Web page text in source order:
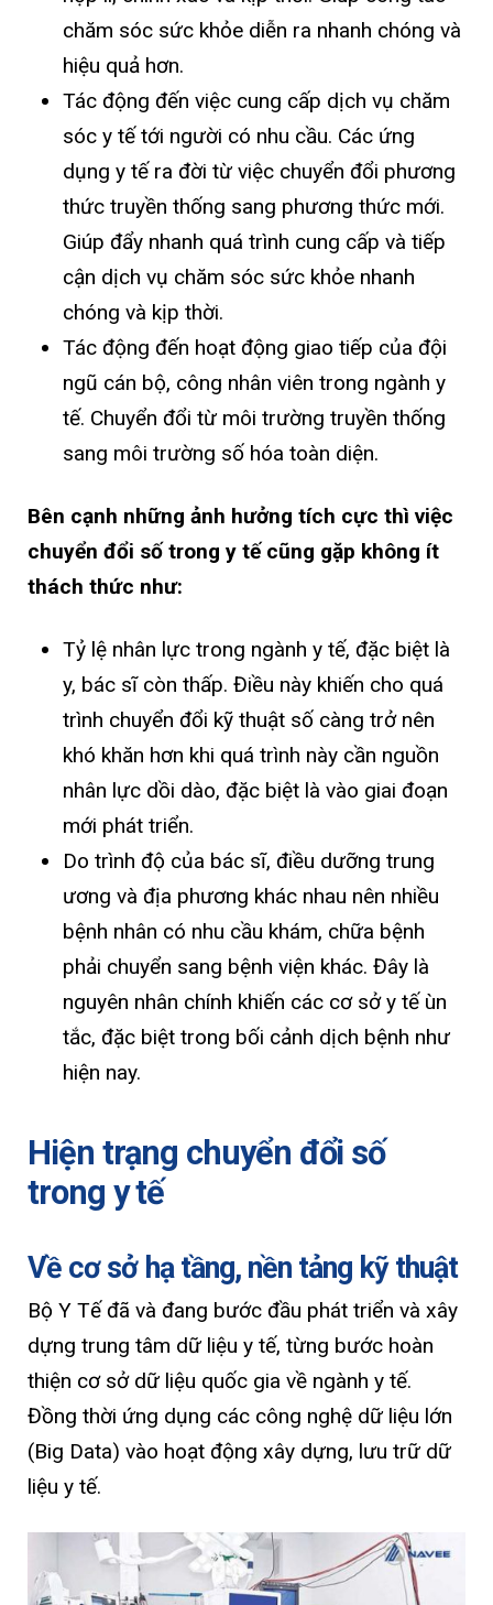
chăm sóc sức khỏe diễn ra nhanh chóng và
hiệu quả hơn.
Tác động đến việc cung cấp dịch vụ chăm
sóc y tế tới người có nhu cầu. Các ứng
dụng y tế ra đời từ việc chuyển đổi phương
thức truyền thống sang phương thức mới.
Giúp đẩy nhanh quá trình cung cấp và tiếp
cận dịch vụ chăm sóc sức khỏe nhanh
chóng và kịp thời.
Tác động đến hoạt động giao tiếp của đội
ngũ cán bộ, công nhân viên trong ngành y
tế. Chuyển đổi từ môi trường truyền thống
sang môi trường số hóa toàn diện.
Bên cạnh những ảnh hưởng tích cực thì việc
chuyển đổi số trong y tế cũng gặp không ít
thách thức như:
Tỷ lệ nhân lực trong ngành y tế, đặc biệt là
y, bác sĩ còn thấp. Điều này khiến cho quá
trình chuyển đổi kỹ thuật số càng trở nên
khó khăn hơn khi quá trình này cần nguồn
nhân lực dồi dào, đặc biệt là vào giai đoạn
mới phát triển.
Do trình độ của bác sĩ, điều dưỡng trung
ương và địa phương khác nhau nên nhiều
bệnh nhân có nhu cầu khám, chữa bệnh
phải chuyển sang bệnh viện khác. Đây là
nguyên nhân chính khiến các cơ sở y tế ùn
tắc, đặc biệt trong bối cảnh dịch bệnh như
hiện nay.
Hiện trạng chuyển đổi số
trong y tế
Về cơ sở hạ tầng, nền tảng kỹ thuật
Bộ Y Tế đã và đang bước đầu phát triển và xây
dựng trung tâm dữ liệu y tế, từng bước hoàn
thiện cơ sở dữ liệu quốc gia về ngành y tế.
Đồng thời ứng dụng các công nghệ dữ liệu lớn
(Big Data) vào hoạt động xây dựng, lưu trữ dữ
liệu y tế.